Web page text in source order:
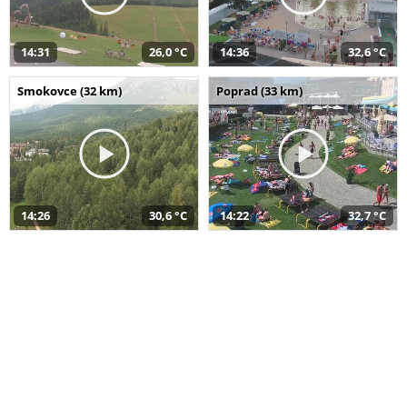
14:31 26,0 °C 14:36 32,6 °C
Smokovce (32 km)
14:26 30,6 °C
Poprad (33 km)
14:22 32,7 °C